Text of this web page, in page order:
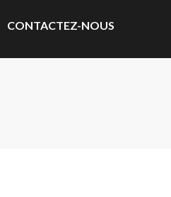
CONTACTEZ-NOUS